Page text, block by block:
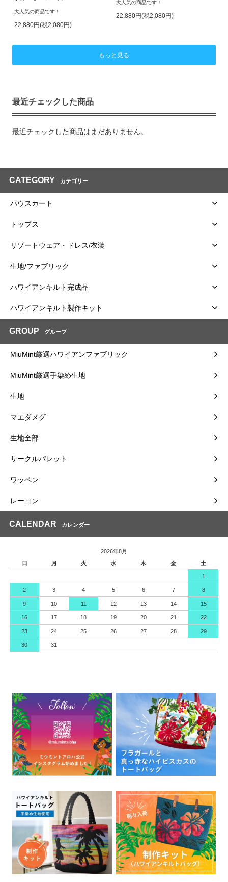
大人気の商品です！
22,880円(税2,080円)
大人気の商品です！
22,880円(税2,080円)
もっと見る
最近チェックした商品
最近チェックした商品はまだありません。
CATEGORY カテゴリー
パウスカート
トップス
リゾートウェア・ドレス/衣装
生地/ファブリック
ハワイアンキルト完成品
ハワイアンキルト製作キット
GROUP グループ
MiuMint厳選ハワイアンファブリック
MiuMint厳選手染め生地
生地
マエダメグ
生地全部
サークルパレット
ワッペン
レーヨン
CALENDAR カレンダー
2026年8月
日
月 火 水 木 金 土
1
2 3 4 5 6 7 8
9 10 11 12 13 14 15
16 17 18 19 20 21 22
23 24 25 26 27 28 29
30 31